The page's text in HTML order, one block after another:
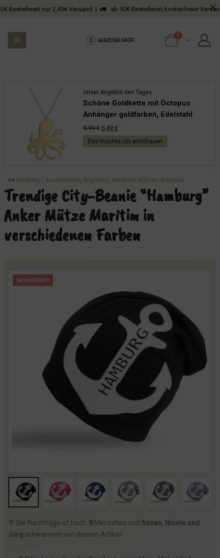
nur 2,49€ Versand | 🚛 ab 50€ Bestellwert kostenfreier Versand
0
Unser Angebot des Tages
Schöne Goldkette mit Octopus
Anhänger goldfarben, Edelstahl
9,99€ Ursprünglicher
Preis
5,49 €Aktueller
Preis
Das möchte ich anschauen
<< Kleidung / Accessoires, Angebote, Maritime Mützen, Beanies
Trendige City-Beanie “Hamburg”
Anker Mütze Maritim in
verschiedenen Farben
IM ANGEBOT
🌴 Die Nachfrage ist hoch: 8 Menschen und Susan, Nicole und
Jörg schwärmen von diesem Artikel!